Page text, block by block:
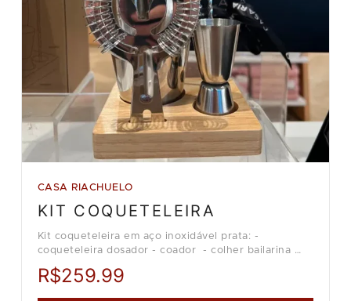
CASA RIACHUELO
KIT COQUETELEIRA
Kit coqueteleira em aço inoxidável prata: -
coqueteleira dosador - coador - colher bailarina
Loja Casa Riachuelo.
R$259.99